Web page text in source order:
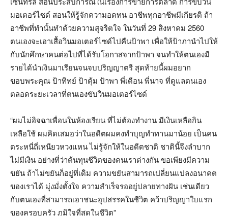
มอเตอร์ไซด์ สอนให้รู้จักความอดทน อาชีพทุกอาชีพมีเกียรติ ถ้า
อาชีพที่ทำนั้นทำด้วยความสุจริตใจ ในวันที่ 29 สิงหาคม 2560
ตนเองจะเอาเสื้อวินมอเตอร์ไซด์ไปคืนป้าพา เพื่อให้ป้าภานำไปให้
กับนักศึกษาคนต่อไปที่ได้รับโอกาสจากป้าพา จนทำให้ตนเองมี
รายได้นำเงินมาเรียนจนจบปริญญาตรี สุดท้ายนี้ผมอยาก
ขอบพระคุณ ป้าทิทย์ ป้าตุ้ม ป้าพา พี่เดือน พี่นาจ ที่ดูแลตนเอง
ตลอดระยะเวลาที่ตนเองขับวินมอเตอร์ไซด์
“ผมไม่อิจฉาเพื่อนในห้องเรียน ที่ไม่ต้องทำงาน มีเงินเหลือกิน
เหลือใช้ ผมคิดเสมอว่าในอดีตผมคงทำบุญทำทานมาน้อย เป็นคน
ตระหนี่ถี่เหนียวหวงแหน ไม่รู้จักให้ในอดีตชาติ ชาตินี้จึงลำบาก
ไม่มีเงิน อย่างที่ว่าต้นทุนชีวิตของคนเราต่างกัน ขอเพียงมีความ
ขยัน ถ้าไม่ขยันก็อยู่ที่เดิม ความขยันสามารถเปลี่ยนแปลงอนาคต
ของเราได้ มุ่งมั่งตั้งใจ ความสำเร็จรออยู่ปลายทางฝัน เช่นเดียว
กับตนเองที่สามารถเอาชนะอุปสรรคในชีวิต คว้าปริญญาใบแรก
ของครอบครัว ภูมิใจที่สุดในชีวิต”